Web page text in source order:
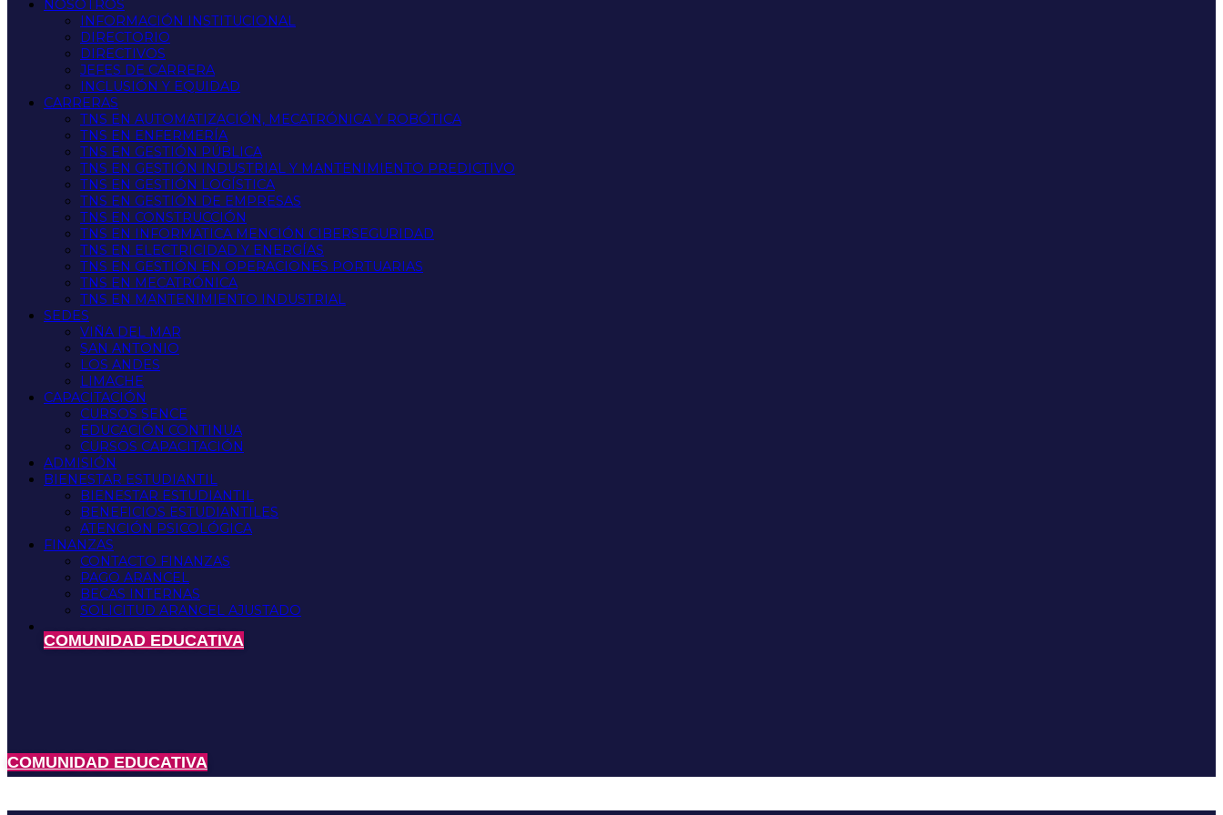
NOSOTROS
INFORMACIÓN INSTITUCIONAL
DIRECTORIO
DIRECTIVOS
JEFES DE CARRERA
INCLUSIÓN Y EQUIDAD
CARRERAS
TNS EN AUTOMATIZACIÓN, MECATRÓNICA Y ROBÓTICA
TNS EN ENFERMERÍA
TNS EN GESTIÓN PÚBLICA
TNS EN GESTIÓN INDUSTRIAL Y MANTENIMIENTO PREDICTIVO
TNS EN GESTIÓN LOGÍSTICA
TNS EN GESTIÓN DE EMPRESAS
TNS EN CONSTRUCCIÓN
TNS EN INFORMATICA MENCIÓN CIBERSEGURIDAD
TNS EN ELECTRICIDAD Y ENERGÍAS
TNS EN GESTIÓN EN OPERACIONES PORTUARIAS
TNS EN MECATRÓNICA
TNS EN MANTENIMIENTO INDUSTRIAL
SEDES
VIÑA DEL MAR
SAN ANTONIO
LOS ANDES
LIMACHE
CAPACITACIÓN
CURSOS SENCE
EDUCACIÓN CONTINUA
CURSOS CAPACITACIÓN
ADMISIÓN
BIENESTAR ESTUDIANTIL
BIENESTAR ESTUDIANTIL
BENEFICIOS ESTUDIANTILES
ATENCIÓN PSICOLÓGICA
FINANZAS
CONTACTO FINANZAS
PAGO ARANCEL
BECAS INTERNAS
SOLICITUD ARANCEL AJUSTADO
COMUNIDAD EDUCATIVA
COMUNIDAD EDUCATIVA